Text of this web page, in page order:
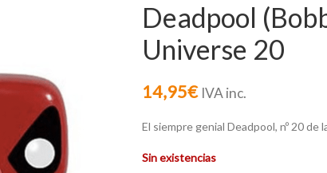
Deadpool
Universe 20
14,95€ IVA inc.
El siempre genial Deadpool, nº 20 de
Sin existencias